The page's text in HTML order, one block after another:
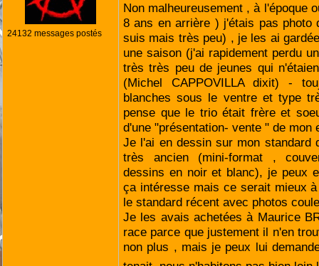
24132 messages postés
Non malheureusement , à l'époque
8 ans en arrière ) j'étais pas photo
suis mais très peu) , je les ai
une saison (j'ai rapidement perdu
très très peu de jeunes qui
(Michel CAPPOVILLA dixit) -
blanches sous le ventre et type
pense que le trio était frère et
d'une "présentation- vente " de
Je l'ai en dessin sur mon standard
très ancien (mini-format ,
dessins en noir et blanc), je peux
ça intéresse mais ce serait mieux
le standard récent avec photos
Je les avais achetées à Maurice
race parce que justement il n'en
non plus , mais je peux lui